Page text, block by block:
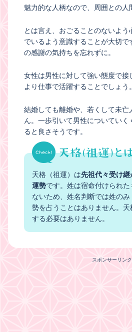
魅力的な人柄なので、周囲との人
とは言え、おごることのないよう
でいるよう意識することが大切
の感謝の気持ちを忘れずに。
女性は男性に対して強い態度で接
より仕事で活躍することでしょう。
結婚しても離婚や、若くして未亡
ん。一歩引いて男性についていく
ると良さそうです。
天格（祖運）は先祖代々受け
運勢です。姓は宿命付けられ
ないため、姓名判断では姓の
勢を占うことはありません。天
する必要はありません。
スポンサーリンク